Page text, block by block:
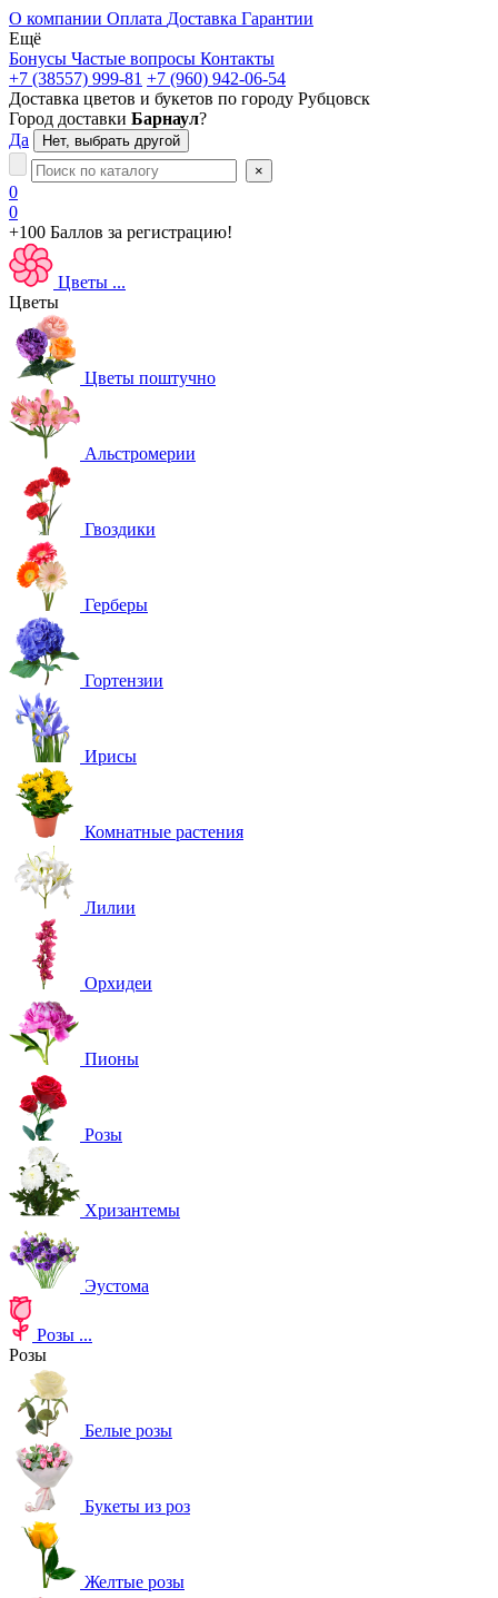
О компании Оплата Доставка Гарантии
Ещё
Бонусы Частые вопросы Контакты
+7 (38557) 999-81 +7 (960) 942-06-54
Доставка цветов и букетов по городу Рубцовск
Город доставки Барнаул?
Да
Нет, выбрать другой
×
0
0
+100 Баллов за регистрацию!
Цветы ...
Цветы
Цветы поштучно
Альстромерии
Гвоздики
Герберы
Гортензии
Ирисы
Комнатные растения
Лилии
Орхидеи
Пионы
Розы
Хризантемы
Эустома
Розы ...
Розы
Белые розы
Букеты из роз
Желтые розы